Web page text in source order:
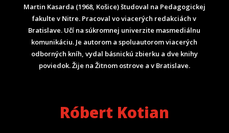
Martin Kasarda (1968, Košice) študoval na Pedagogickej
fakulte v Nitre. Pracoval vo viacerých redakciách v
Bratislave. Učí na súkromnej univerzite masmediálnu
komunikáciu. Je autorom a spoluautorom viacerých
odborných kníh, vydal básnickú zbierku a dve knihy
poviedok. Žije na Žitnom ostrove a v Bratislave.
Róbert Kotian